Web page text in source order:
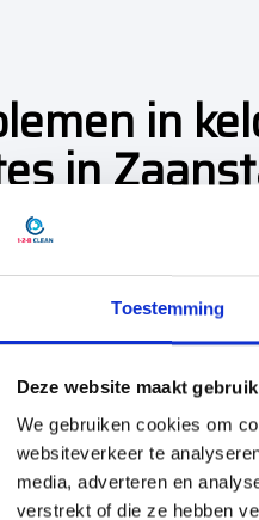
Toestemming
Deze website maakt
We gebruiken cookies om
websiteverkeer te
media, adverteren en
verstrekt of die ze hebben
in
in
oorzaken waardoor er
naar binnen heeft
(veelal lekkage in